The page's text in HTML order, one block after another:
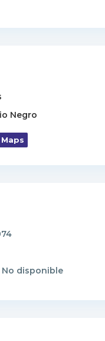
Negro
No disponible